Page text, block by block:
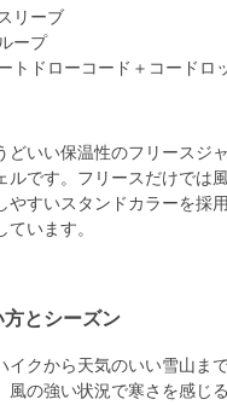
リーブ
ープ
トドローコード＋コードロ
どいい保温性のフリースジ
ルです。フリースだけでは
やすいスタンドカラーを採
います。
とシーズン
イクから天気のいい雪山ま
風の強い状況で寒さを感じ